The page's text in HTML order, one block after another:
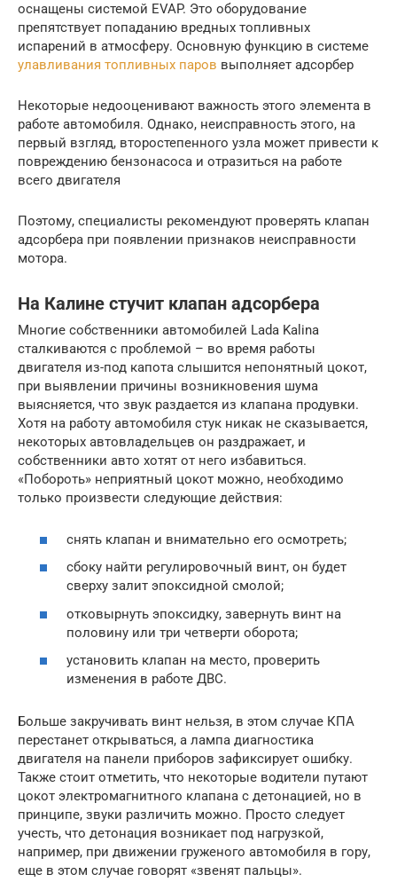
оснащены системой EVAP. Это оборудование
препятствует попаданию вредных топливных
испарений в атмосферу. Основную функцию в системе
улавливания топливных паров выполняет адсорбер
Некоторые недооценивают важность этого элемента в
работе автомобиля. Однако, неисправность этого, на
первый взгляд, второстепенного узла может привести к
повреждению бензонасоса и отразиться на работе
всего двигателя
Поэтому, специалисты рекомендуют проверять клапан
адсорбера при появлении признаков неисправности
мотора.
На Калине стучит клапан адсорбера
Многие собственники автомобилей Lada Kalina
сталкиваются с проблемой – во время работы
двигателя из-под капота слышится непонятный цокот,
при выявлении причины возникновения шума
выясняется, что звук раздается из клапана продувки.
Хотя на работу автомобиля стук никак не сказывается,
некоторых автовладельцев он раздражает, и
собственники авто хотят от него избавиться.
«Побороть» неприятный цокот можно, необходимо
только произвести следующие действия:
снять клапан и внимательно его осмотреть;
сбоку найти регулировочный винт, он будет
сверху залит эпоксидной смолой;
отковырнуть эпоксидку, завернуть винт на
половину или три четверти оборота;
установить клапан на место, проверить
изменения в работе ДВС.
Больше закручивать винт нельзя, в этом случае КПА
перестанет открываться, а лампа диагностика
двигателя на панели приборов зафиксирует ошибку.
Также стоит отметить, что некоторые водители путают
цокот электромагнитного клапана с детонацией, но в
принципе, звуки различить можно. Просто следует
учесть, что детонация возникает под нагрузкой,
например, при движении груженого автомобиля в гору,
еще в этом случае говорят «звенят пальцы».